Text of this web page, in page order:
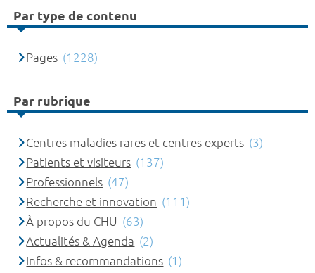
Par type de contenu
Pages (1228)
Par rubrique
Centres maladies rares et centres experts (3)
Patients et visiteurs (137)
Professionnels (47)
Recherche et innovation (111)
À propos du CHU (63)
Actualités & Agenda (2)
Infos & recommandations (1)